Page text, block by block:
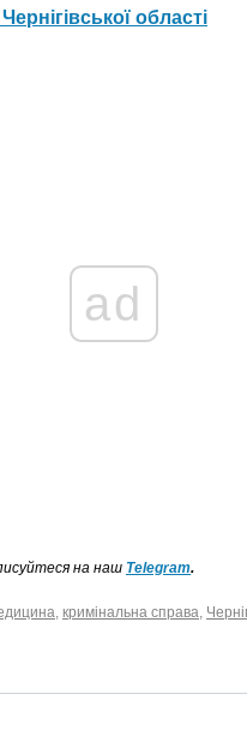
Чернігівської області
ad
на наш Telegram.
, кримінальна справа,